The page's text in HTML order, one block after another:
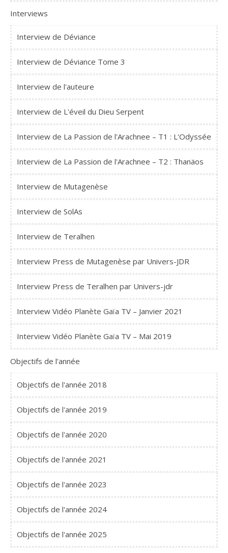
Interviews
Interview de Déviance
Interview de Déviance Tome 3
Interview de l'auteure
Interview de L'éveil du Dieu Serpent
Interview de La Passion de l'Arachnee – T1 : L'Odyssée
Interview de La Passion de l'Arachnee – T2 : Thanäos
Interview de Mutagenèse
Interview de SolAs
Interview de Teralhen
Interview Press de Mutagenèse par Univers-JDR
Interview Press de Teralhen par Univers-jdr
Interview Vidéo Planète Gaïa TV – Janvier 2021
Interview Vidéo Planète Gaïa TV – Mai 2019
Objectifs de l'année
Objectifs de l'année 2018
Objectifs de l'année 2019
Objectifs de l'année 2020
Objectifs de l'année 2021
Objectifs de l'année 2023
Objectifs de l'année 2024
Objectifs de l'année 2025